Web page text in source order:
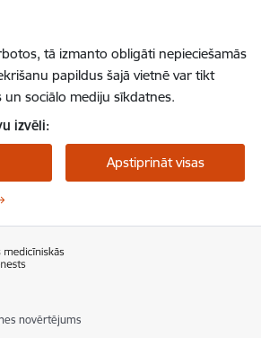
tā izmanto obligāti nepieciešamās
papildus šajā vietnē var tikt
sociālo mediju sīkdatnes.
izvēli:
Apstiprināt visas
novērtējums